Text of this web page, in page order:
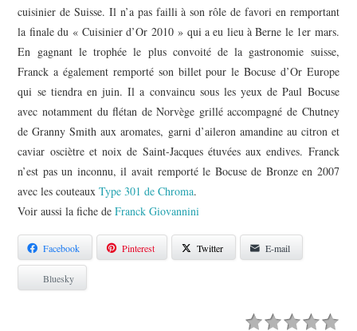
cuisinier de Suisse. Il n’a pas failli à son rôle de favori en remportant
la finale du « Cuisinier d’Or 2010 » qui a eu lieu à Berne le 1er mars.
En gagnant le trophée le plus convoité de la gastronomie suisse,
Franck a également remporté son billet pour le Bocuse d’Or Europe
qui se tiendra en juin. Il a convaincu sous les yeux de Paul Bocuse
avec notamment du flétan de Norvège grillé accompagné de Chutney
de Granny Smith aux aromates, garni d’aileron amandine au citron et
caviar osciètre et noix de Saint-Jacques étuvées aux endives. Franck
n’est pas un inconnu, il avait remporté le Bocuse de Bronze en 2007
avec les couteauxType 301 de Chroma.
Voir aussi la fiche deFranck Giovannini
Facebook Pinterest Twitter E-mail
Bluesky